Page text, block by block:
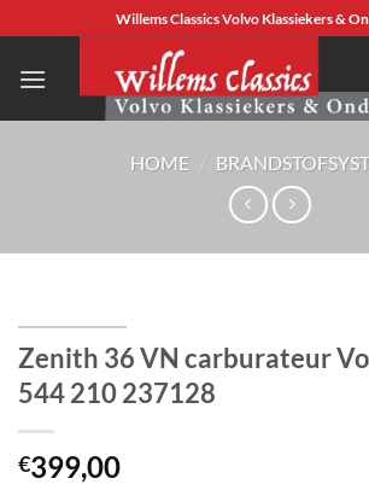
naar
inhoud
Willems Classics Volvo Klassiekers &
HOME /
Zenith 36 VN carburateur
544 210 237128
€399,00